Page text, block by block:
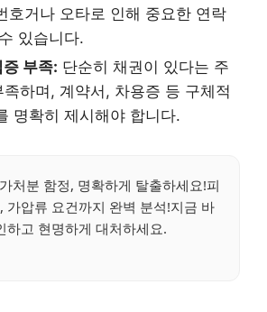
호거나 오타로 인해 중요한 연락
있습니다.
부족: 단순히 채권이 있다는 주
하며, 계약서, 차용증 등 구체적
명확히 제시해야 합니다.
가처분 함정, 명확하게 탈출하세요!피
가압류 요건까지 완벽 분석!지금 바
하고 현명하게 대처하세요.